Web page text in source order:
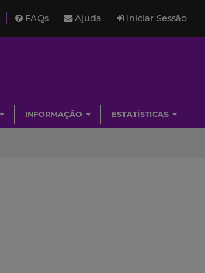
FAQs Ajuda Iniciar Sessão
INFORMAÇÃO ESTATÍSTICAS